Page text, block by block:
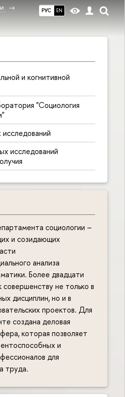
РУС EN
и когнитивной
"Социология
исследований
социологии –
и созидающих
анализа
Более двадцати
не только в
дисциплин, но и в
проектов. Для
создана деловая
которая позволяет
и
для
труда.